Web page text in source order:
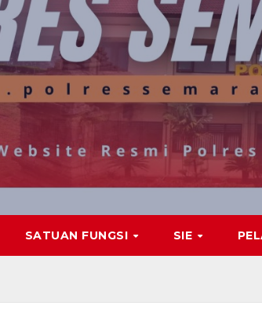
SATUAN FUNGSI SIE